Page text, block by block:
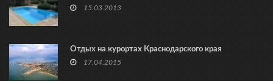
15.03.2013
Отдых на курортах Краснодарского края
17.04.2015